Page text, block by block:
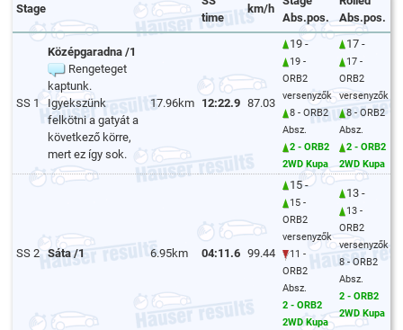
Stage
time
km/h
Abs.pos.
Abs.pos.
SS 1
Középgaradna /1
Rengeteget
kaptunk.
Igyekszünk
felkötni a gatyát a
következő körre,
mert ez így sok.
17.96km 12:22.9 87.03
19 -
19 -
ORB2
versenyzők
8 - ORB2
Absz.
2 - ORB2
2WD Kupa
17 -
17 -
ORB2
versenyzők
8 - ORB2
Absz.
2 - ORB2
2WD Kupa
SS 2 Sáta /1 6.95km 04:11.6 99.44
15 -
15 -
ORB2
versenyzők
11 -
ORB2
Absz.
2 - ORB2
2WD Kupa
13 -
13 -
ORB2
versenyzők
8 - ORB2
Absz.
2 - ORB2
2WD Kupa